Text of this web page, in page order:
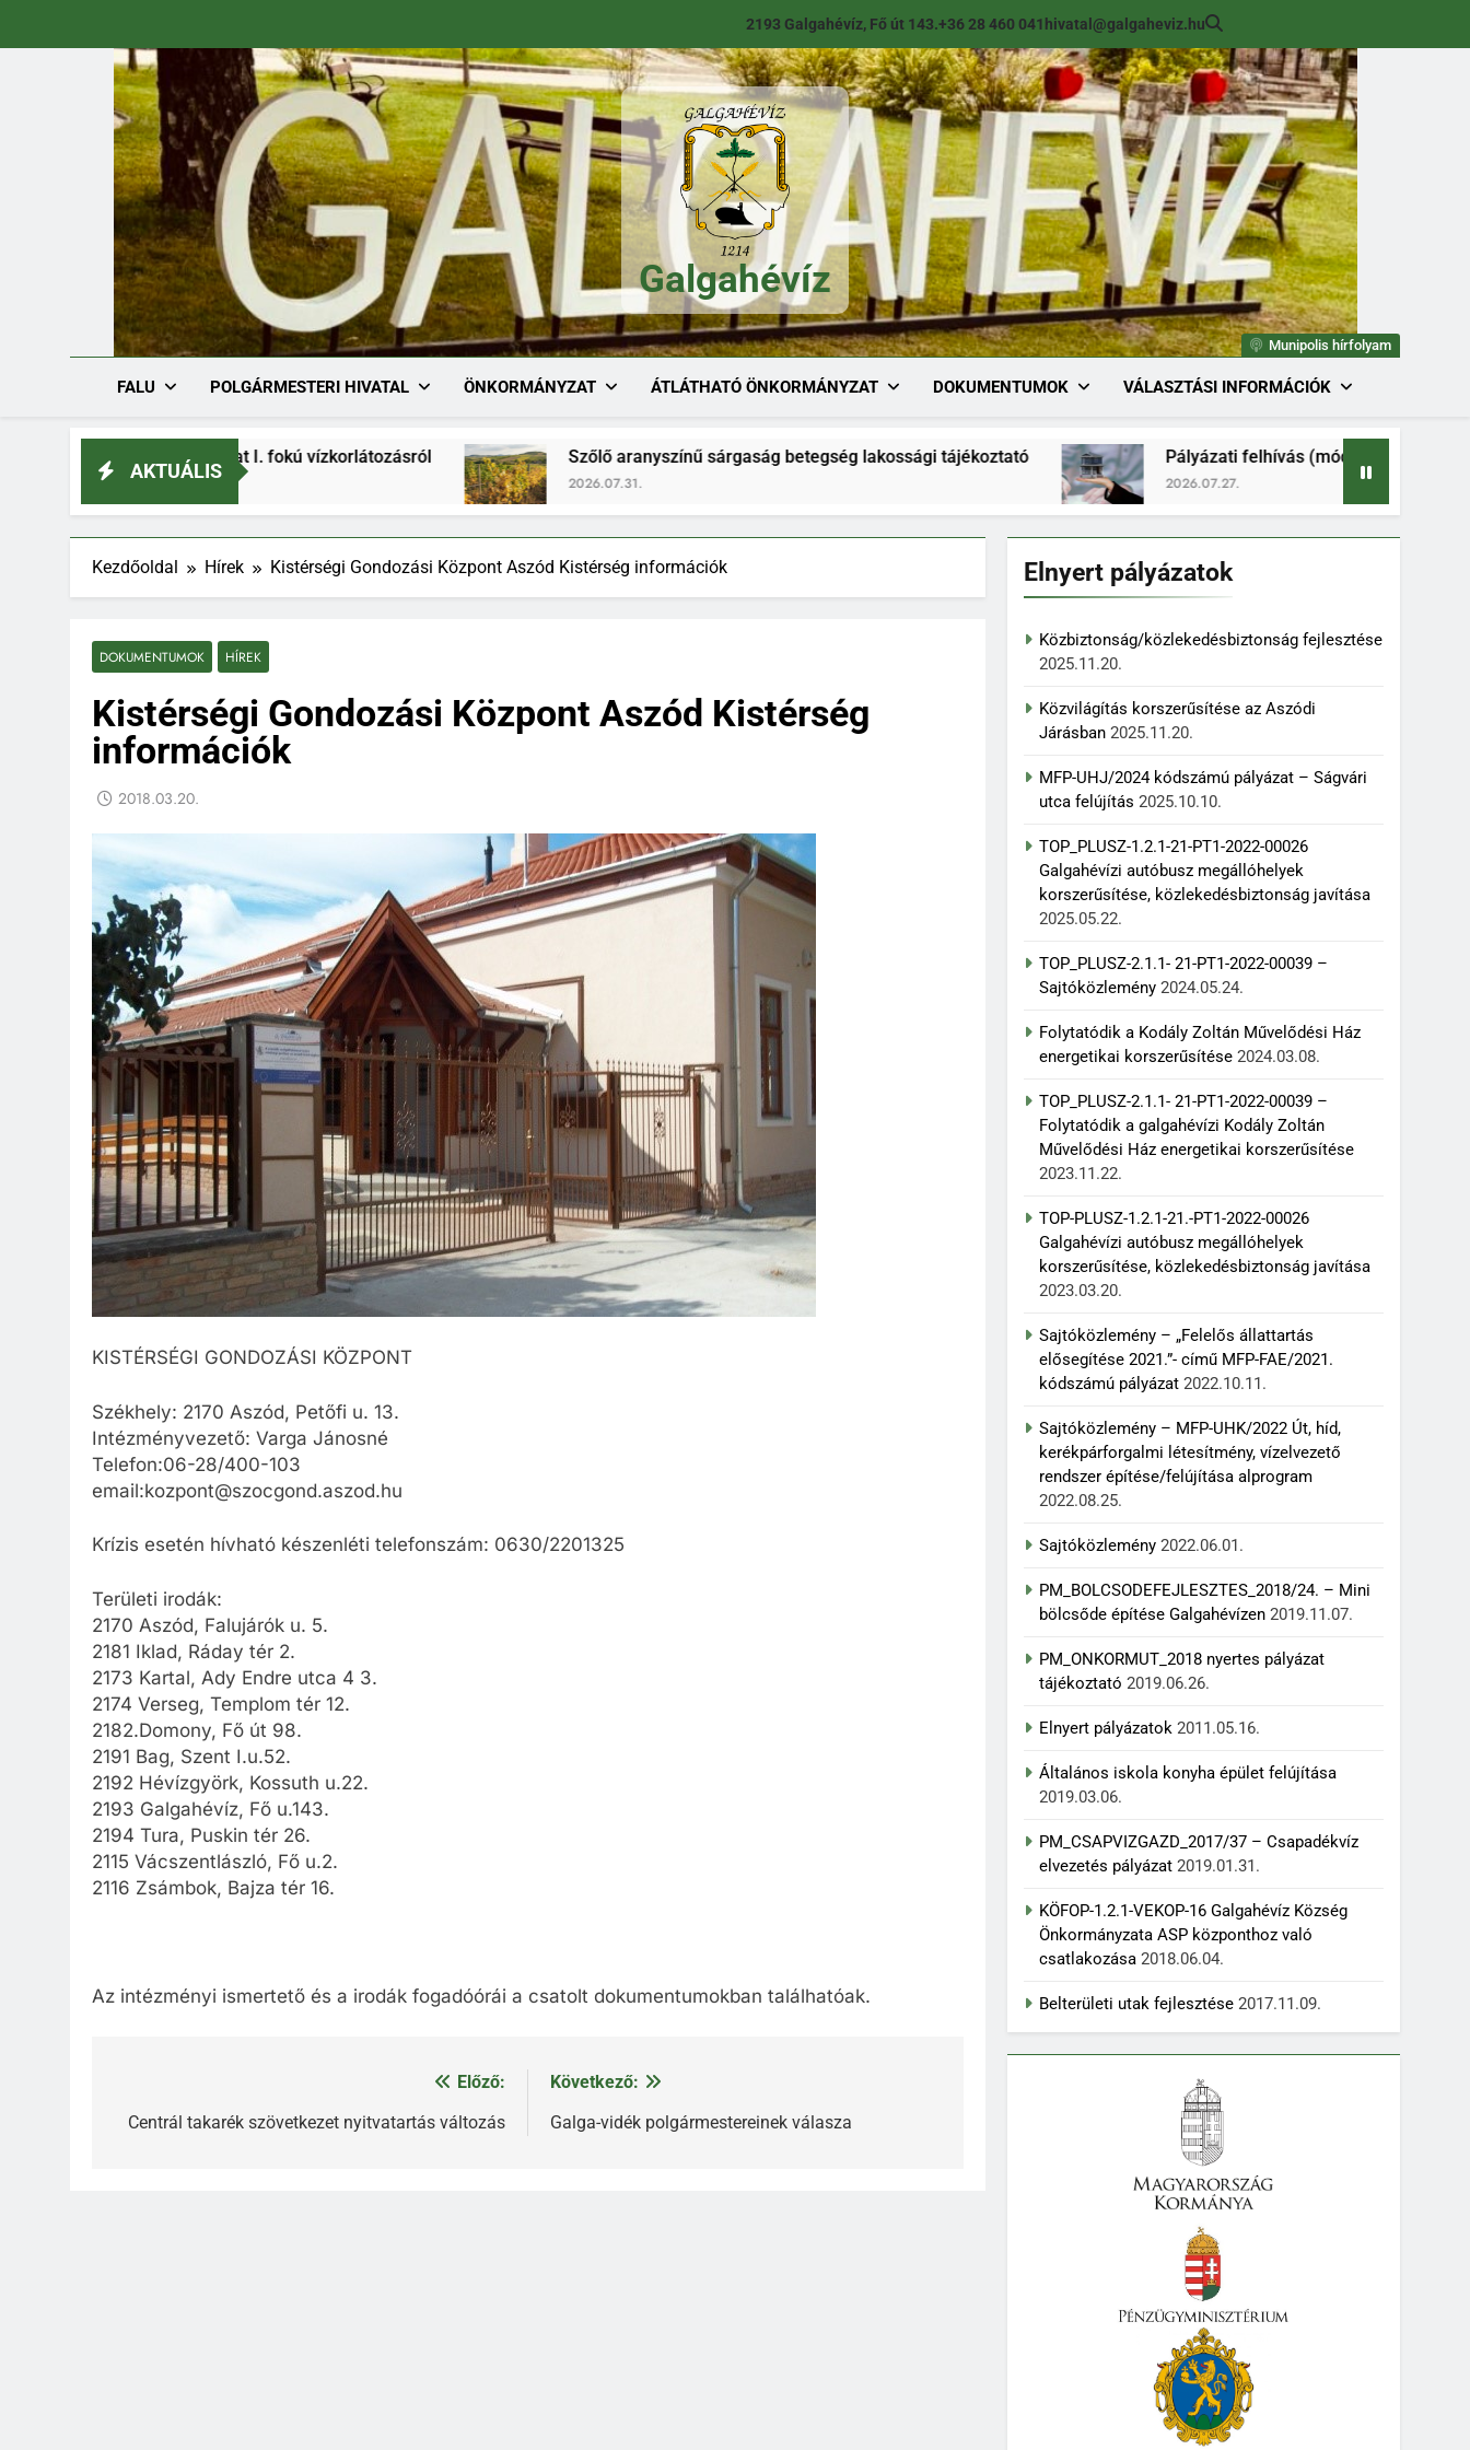
2193 Galgahévíz, Fő út 143.+36 28 460 041 hivatal@galgaheviz.hu
Galgahévíz
Galgahévíz
Munipolis hírfolyam
FALU POLGÁRMESTERI HIVATAL ÖNKORMÁNYZAT ÁTLÁTHATÓ ÖNKORMÁNYZAT DOKUMENTUMOK VÁLASZTÁSI INFORMÁCIÓK
AKTUÁLIS
1/2026. határozat I. fokú vízkorlátozásról Szőlő aranyszínű sárgaság betegség lakossági tájékoztató
2026.07.31.
Pályázati felhívás (módosított) ingatlan
2026.07.27.
Kezdőoldal Hírek Kistérségi Gondozási Központ Aszód Kistérség információk
DOKUMENTUMOK HÍREK
Kistérségi Gondozási Központ Aszód Kistérség
információk
2018.03.20.
KISTÉRSÉGI GONDOZÁSI KÖZPONT
Székhely: 2170 Aszód, Petőfi u. 13.
Intézményvezető: Varga Jánosné
Telefon:06-28/400-103
email:kozpont@szocgond.aszod.hu
Krízis esetén hívható készenléti telefonszám: 0630/2201325
Területi irodák:
2170 Aszód, Falujárók u. 5.
2181 Iklad, Ráday tér 2.
2173 Kartal, Ady Endre utca 4 3.
2174 Verseg, Templom tér 12.
2182.Domony, Fő út 98.
2191 Bag, Szent I.u.52.
2192 Hévízgyörk, Kossuth u.22.
2193 Galgahévíz, Fő u.143.
2194 Tura, Puskin tér 26.
2115 Vácszentlászló, Fő u.2.
2116 Zsámbok, Bajza tér 16.
Az intézményi ismertető és a irodák fogadóórái a csatolt dokumentumokban találhatóak.
navigáció
Előző:
Centrál takarék szövetkezet nyitvatartás változás
Következő:
Galga-vidék polgármestereinek válasza
Elnyert pályázatok
Közbiztonság/közlekedésbiztonság fejlesztése
2025.11.20.
Közvilágítás korszerűsítése az Aszódi
Járásban 2025.11.20.
MFP-UHJ/2024 kódszámú pályázat – Ságvári
utca felújítás 2025.10.10.
TOP_PLUSZ-1.2.1-21-PT1-2022-00026
Galgahévízi autóbusz megállóhelyek
korszerűsítése, közlekedésbiztonság javítása
2025.05.22.
TOP_PLUSZ-2.1.1- 21-PT1-2022-00039 –
Sajtóközlemény 2024.05.24.
Folytatódik a Kodály Zoltán Művelődési Ház
energetikai korszerűsítése 2024.03.08.
TOP_PLUSZ-2.1.1- 21-PT1-2022-00039 –
Folytatódik a galgahévízi Kodály Zoltán
Művelődési Ház energetikai korszerűsítése
2023.11.22.
TOP-PLUSZ-1.2.1-21.-PT1-2022-00026
Galgahévízi autóbusz megállóhelyek
korszerűsítése, közlekedésbiztonság javítása
2023.03.20.
Sajtóközlemény – „Felelős állattartás
elősegítése 2021.”- című MFP-FAE/2021.
kódszámú pályázat 2022.10.11.
Sajtóközlemény – MFP-UHK/2022 Út, híd,
kerékpárforgalmi létesítmény, vízelvezető
rendszer építése/felújítása alprogram
2022.08.25.
Sajtóközlemény 2022.06.01.
PM_BOLCSODEFEJLESZTES_2018/24. – Mini
bölcsőde építése Galgahévízen 2019.11.07.
PM_ONKORMUT_2018 nyertes pályázat
tájékoztató 2019.06.26.
Elnyert pályázatok 2011.05.16.
Általános iskola konyha épület felújítása
2019.03.06.
PM_CSAPVIZGAZD_2017/37 – Csapadékvíz
elvezetés pályázat 2019.01.31.
KÖFOP-1.2.1-VEKOP-16 Galgahévíz Község
Önkormányzata ASP központhoz való
csatlakozása 2018.06.04.
Belterületi utak fejlesztése 2017.11.09.